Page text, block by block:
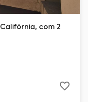
com 2